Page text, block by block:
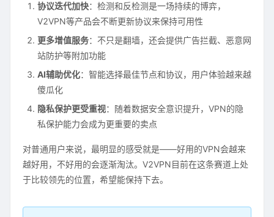
协议迭代加快：检测和反检测是一场持续的博弈，
V2VPN等产品会不断更新协议来保持可用性
更多增值服务：不只是翻墙，还会提供广告拦截、恶意网
站防护等附加功能
AI辅助优化：智能选择最佳节点和协议，用户体验越来越
傻瓜化
隐私保护更受重视：随着数据安全意识提升，VPN的隐
私保护能力会成为更重要的卖点
对普通用户来说，最明显的感受就是——好用的VPN会越来
越好用，不好用的会逐渐淘汰。V2VPN目前在这条赛道上处
于比较领先的位置，希望能保持下去。